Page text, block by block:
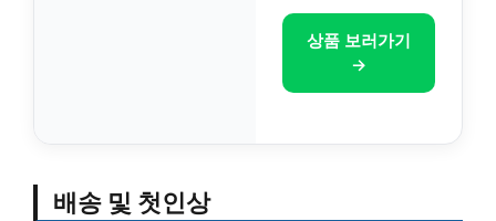
상품 보러가기
→
배송 및 첫인상